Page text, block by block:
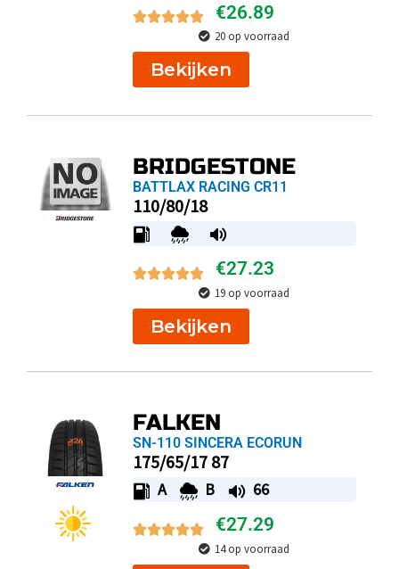
€26.89
20 op voorraad
Bekijken
BRIDGESTONE
BATTLAX RACING CR11
110/80/18
€27.23
19 op voorraad
Bekijken
FALKEN
SN-110 SINCERA ECORUN
175/65/17 87
A B 66
€27.29
14 op voorraad